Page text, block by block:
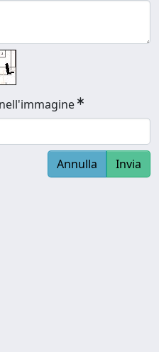
Annulla Invia